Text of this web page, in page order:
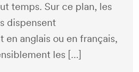
temps. Sur ce plan, les
dispensent
en anglais ou en français,
les […]